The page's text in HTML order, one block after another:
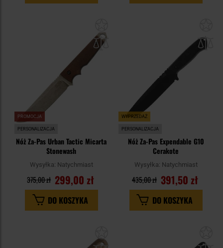
PROMOCJA
PERSONALIZACJA
Nóż Za-Pas Urban Tactic Micarta
Stonewash
Wysyłka: Natychmiast
299,00 zł
375,00 zł
DO KOSZYKA
WYPRZEDAŻ
PERSONALIZACJA
Nóż Za-Pas Expendable G10
Cerakote
Wysyłka: Natychmiast
391,50 zł
435,00 zł
DO KOSZYKA